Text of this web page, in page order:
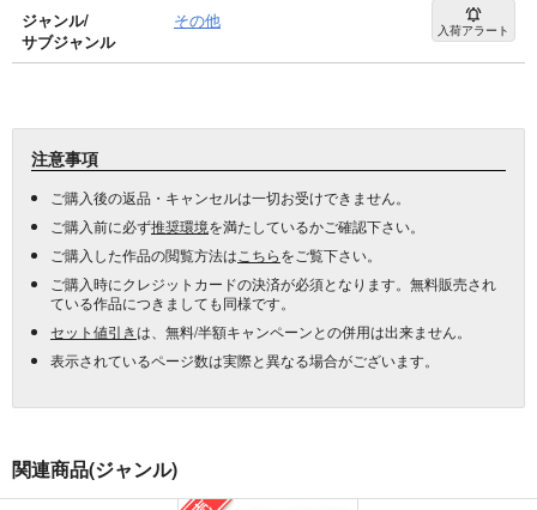
ジャンル/
サブジャンル
その他 入荷アラート
注意事項
ご購入後の返品・キャンセルは一切お受けできません。
ご購入前に必ず推奨環境を満たしているかご確認下さい。
ご購入した作品の閲覧方法は こちらをご覧下さい。
ご購入時にクレジットカードの決済が必須となります。無料販売され
ている作品につきましても同様です。
セット値引きは、無料/半額キャンペーンとの併用は出来ません。
表示されているページ数は実際と異なる場合がございます。
関連商品(ジャンル)